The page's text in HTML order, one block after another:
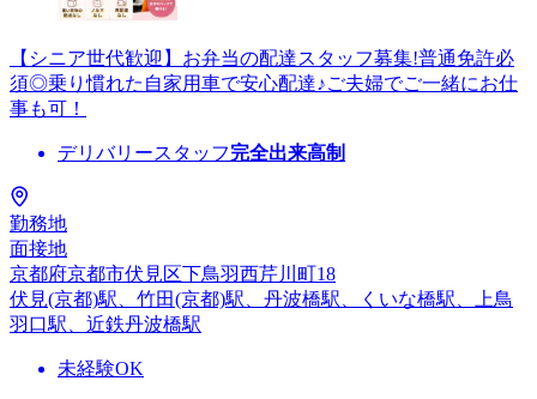
【シニア世代歓迎】お弁当の配達スタッフ募集!普通免許必
須◎乗り慣れた自家用車で安心配達♪ご夫婦でご一緒にお仕
事も可！
デリバリースタッフ完全出来高制
勤務地
面接地
京都府京都市伏見区下鳥羽西芹川町18
伏見(京都)駅、竹田(京都)駅、丹波橋駅、くいな橋駅、上鳥
羽口駅、近鉄丹波橋駅
未経験OK